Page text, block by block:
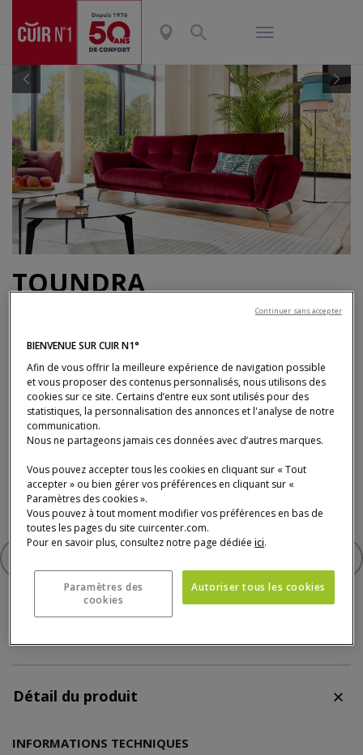
Previous Next
TOUNDRA
CANAPÉ 3 PLACES EN MICROFIBRE
Découvrez le canapé Toundra, où le confort rencontre
l'élégance. Revêtu du somptueux tissu MEG en microfibre au
toucher velours, disponible en 12 ... Lire la suite
Coloris Tissu FAB-MEG : Burgundy
Previous
CANAPÉ 3 PLACES EN
Détail du produit
INFORMATIONS TECHNIQUES
BIENVENUE SUR CUIR N1°
Afin de vous offrir la meilleure expérience de navigation possible
et vous proposer des contenus personnalisés, nous utilisons des
cookies sur ce site. Certains d’entre eux sont utilisés pour des
statistiques, la personnalisation des annonces et l'analyse de notre
communication.
Nous ne partageons jamais ces données avec d’autres marques.
Vous pouvez accepter tous les cookies en cliquant sur « Tout
accepter » ou bien gérer vos préférences en cliquant sur «
Paramètres des cookies ».
Vous pouvez à tout moment modifier vos préférences en bas de
toutes les pages du site cuircenter.com.
Pour en savoir plus, consultez notre page dédiéeici.
Paramètres des
cookies
Autoriser tous les cookies
Continuer sans accepter